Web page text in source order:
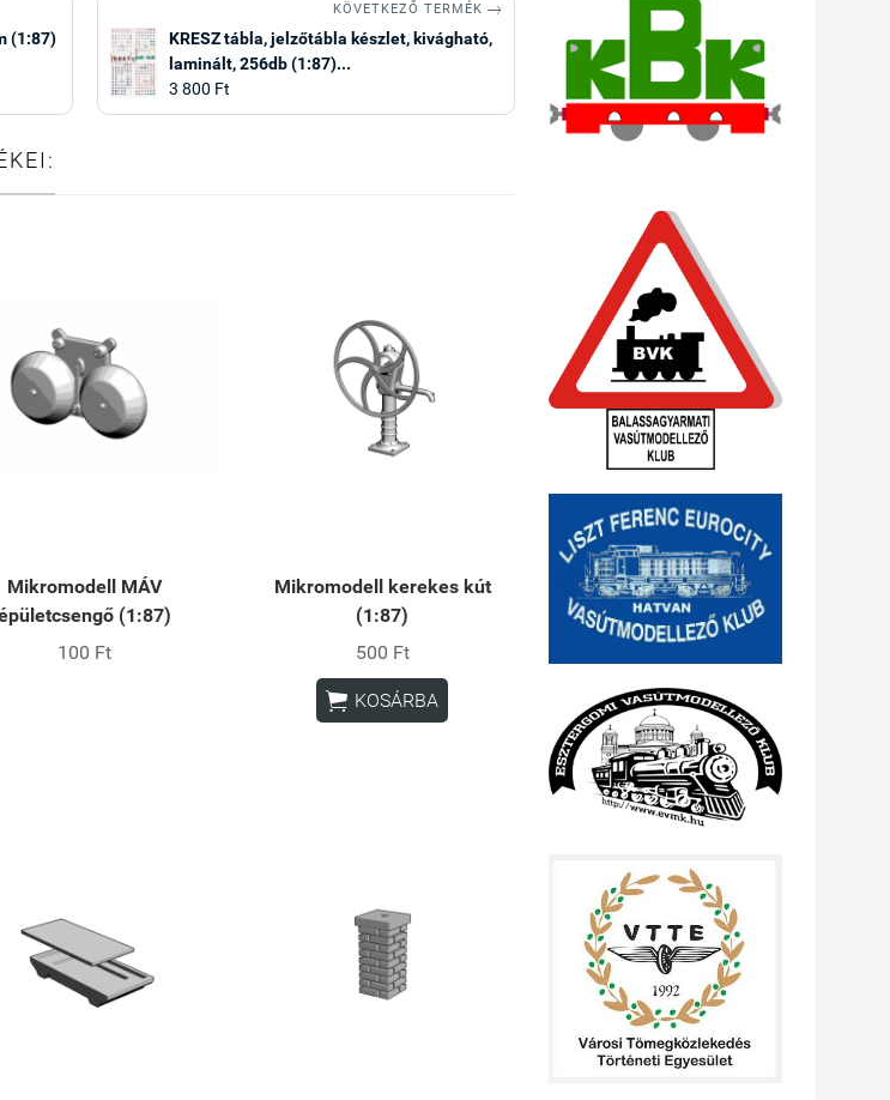
(1:87)
KÖVETKEZŐ TERMÉK 
KRESZ tábla, jelzőtábla készlet, kivágható,
laminált, 256db (1:87)...
3 800 Ft
Mikromodell MÁV
(1:87)
100 Ft
Mikromodell kerekes kút
(1:87)
500 Ft
 KOSÁRBA